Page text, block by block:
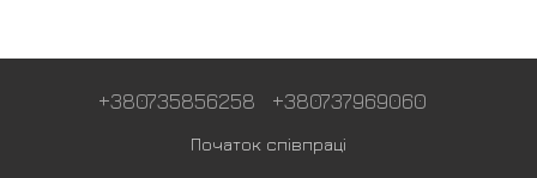
+380735856258 +380737969060
Початок співпраці